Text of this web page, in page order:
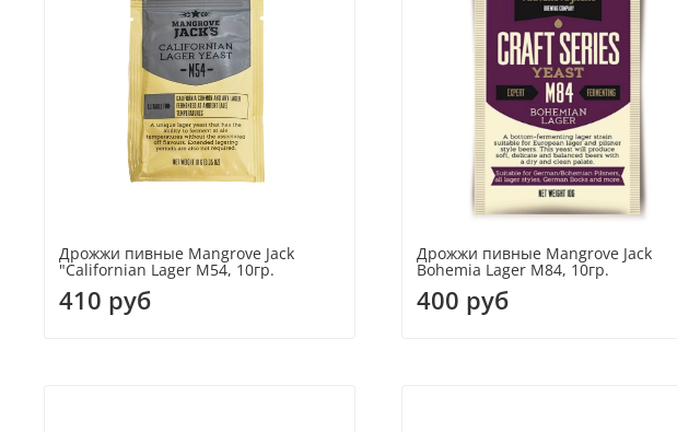
Дрожжи пивные Mangrove Jack
"Californian Lager M54, 10гр.
410 руб
Дрожжи пивные Mangrove Jack
Bohemia Lager M84, 10гр.
400 руб